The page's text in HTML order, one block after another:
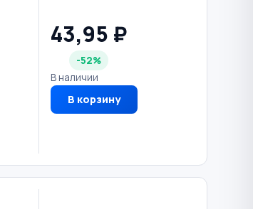
43,95 ₽
-52%
В наличии
В корзину